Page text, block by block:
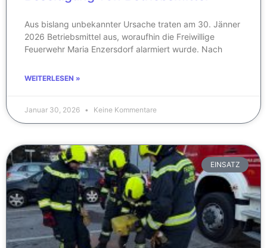
Aus bislang unbekannter Ursache traten am 30. Jänner
2026 Betriebsmittel aus, woraufhin die Freiwillige
Feuerwehr Maria Enzersdorf alarmiert wurde. Nach
WEITERLESEN »
Januar 30, 2026 Keine Kommentare
EINSATZ